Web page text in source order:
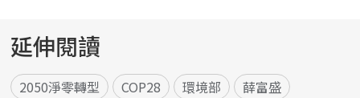
延伸閱讀
2050淨零轉型 COP28 環境部 薛富盛